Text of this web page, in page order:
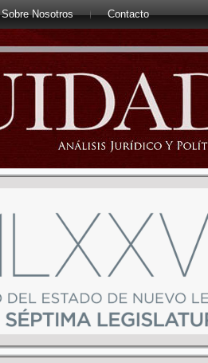
Sobre Nosotros Contacto